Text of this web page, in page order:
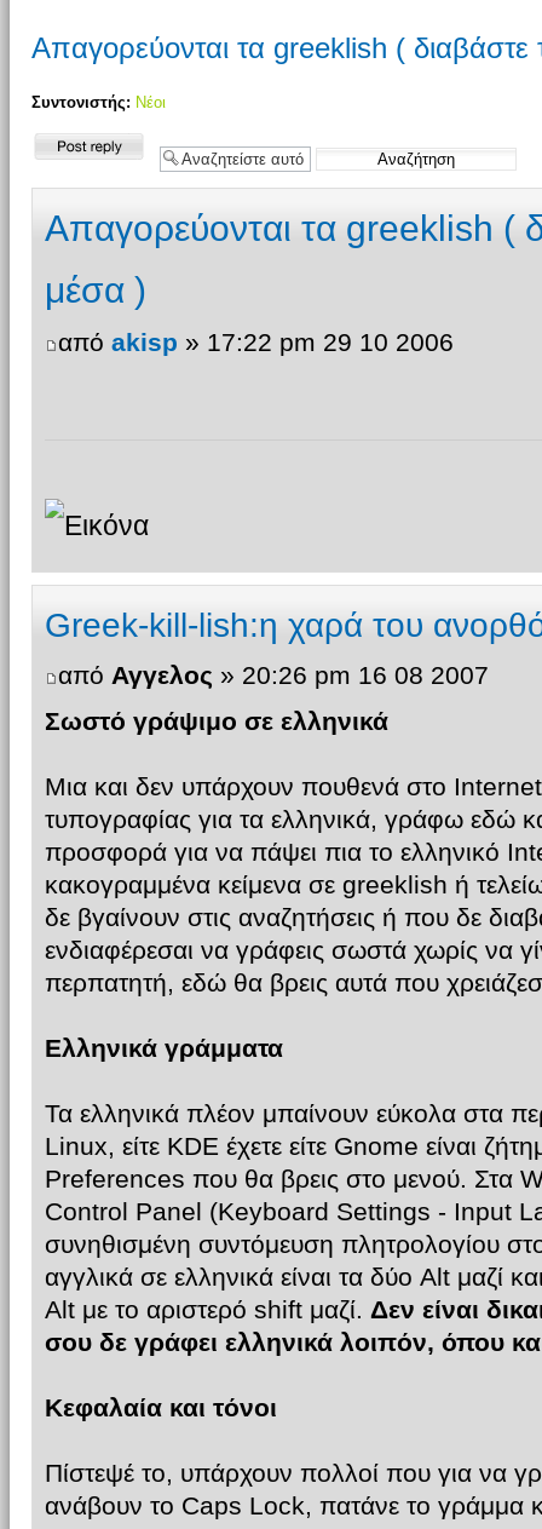
Απαγορεύονται τα greeklish ( διαβάστε
Συντονιστής: Νέοι
Δημιουργία
Απαγορεύονται τα greeklish (
μέσα )
από akisp » 17:22 pm 29 10 2006
Greek-kill-lish:η χαρά του
από Αγγελος » 20:26 pm 16 08 2007
Σωστό γράψιμο σε ελληνικά
Μια και δεν υπάρχουν πουθενά στο
τυπογραφίας για τα ελληνικά, γράφω εδώ
προσφορά για να πάψει πια το ελληνικό
κακογραμμένα κείμενα σε greeklish ή
δε βγαίνουν στις αναζητήσεις ή που δε
ενδιαφέρεσαι να γράφεις σωστά χωρίς να
περπατητή, εδώ θα βρεις αυτά που
Ελληνικά γράμματα
Τα ελληνικά πλέον μπαίνουν εύκολα στα
Linux, είτε KDE έχετε είτε Gnome είναι
Preferences που θα βρεις στο μενού. Στα
Control Panel (Keyboard Settings - Input
συνηθισμένη συντόμευση πλητρολογίου
αγγλικά σε ελληνικά είναι τα δύο Alt μαζί
Alt με το αριστερό shift μαζί. Δεν είναι
σου δε γράφει ελληνικά λοιπόν, όπου
Κεφαλαία και τόνοι
Πίστεψέ το, υπάρχουν πολλοί που για να
ανάβουν το Caps Lock, πατάνε το γράμμα